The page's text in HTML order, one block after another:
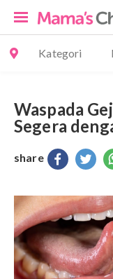
Kategori
Waspada
Segera
share